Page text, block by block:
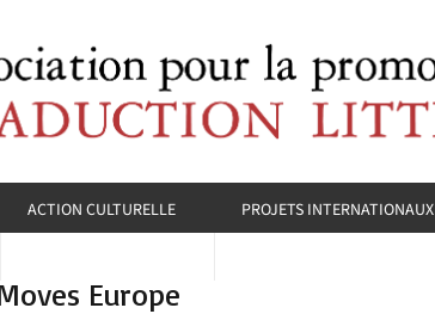
ACTION CULTURELLE PROJETS INTERNATIONAUX
Europe